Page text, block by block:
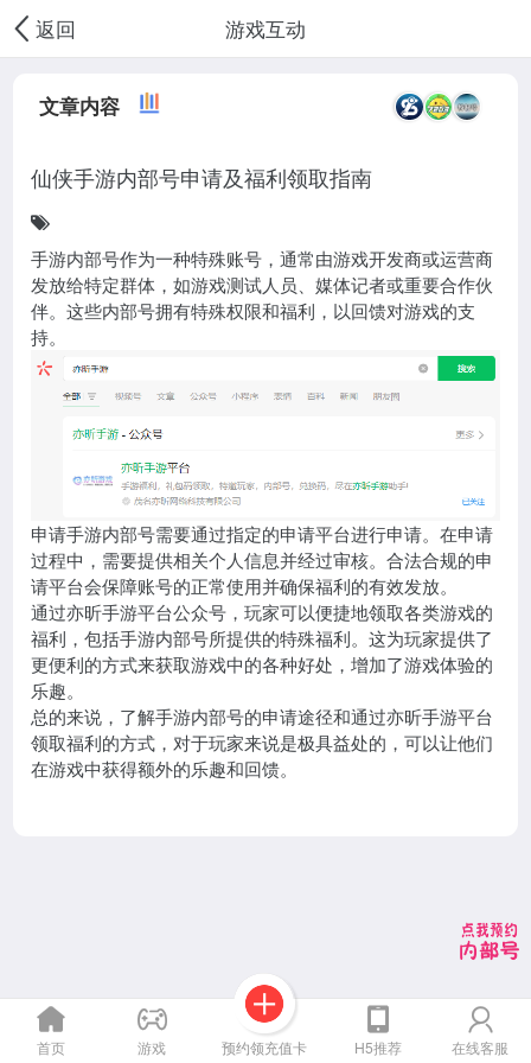
返回 游戏互动
首页 游戏 预约领充值卡 H5推荐 在线客服
文章内容
仙侠手游内部号申请及福利领取指南
手游内部号作为一种特殊账号，通常由游戏开发商或运营商
发放给特定群体，如游戏测试人员、媒体记者或重要合作伙
伴。这些内部号拥有特殊权限和福利，以回馈对游戏的支
持。
申请手游内部号需要通过指定的申请平台进行申请。在申请
过程中，需要提供相关个人信息并经过审核。合法合规的申
请平台会保障账号的正常使用并确保福利的有效发放。
通过亦昕手游平台公众号，玩家可以便捷地领取各类游戏的
福利，包括手游内部号所提供的特殊福利。这为玩家提供了
更便利的方式来获取游戏中的各种好处，增加了游戏体验的
乐趣。
总的来说，了解手游内部号的申请途径和通过亦昕手游平台
领取福利的方式，对于玩家来说是极具益处的，可以让他们
在游戏中获得额外的乐趣和回馈。